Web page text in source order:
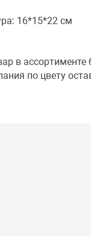
16*15*22 см
в
по цвету